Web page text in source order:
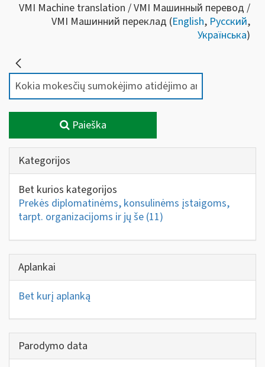
VMI Machine translation / VMI Машинный перевод /
VMI Машинний переклад (English, Русский,
Українська)
Paieška
Kategorijos
Bet kurios kategorijos
Prekės diplomatinėms, konsulinėms įstaigoms,
tarpt. organizacijoms ir jų še (11)
Aplankai
Bet kurį aplanką
Parodymo data